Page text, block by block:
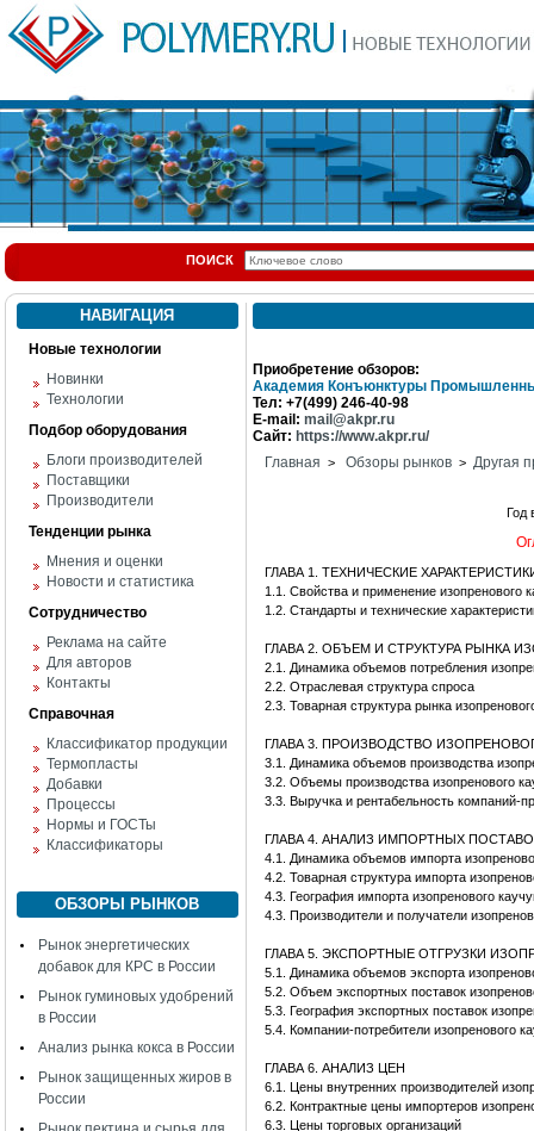
ПОИСК
НАВИГАЦИЯ
Новые технологии
Новинки
Технологии
Подбор оборудования
Блоги производителей
Поставщики
Производители
Тенденции рынка
Мнения и оценки
Новости и статистика
Сотрудничество
Реклама на сайте
Для авторов
Контакты
Справочная
Классификатор продукции
Термопласты
Добавки
Процессы
Нормы и ГОСТы
Классификаторы
ОБЗОРЫ РЫНКОВ
Рынок энергетических
добавок для КРС в России
Рынок гуминовых удобрений
в России
Анализ рынка кокса в России
Рынок защищенных жиров в
России
Приобретение обзоров:
Академия Конъюнктуры
Тел: +7(499) 246-40-98
E-mail: mail@akpr.ru
Сайт: https://www.akpr.ru/
Главная > Обзоры рынков > Другая
Год
ГЛАВА 1. ТЕХНИЧЕСКИЕ
1.1. Свойства и применение изопренового
1.2. Стандарты и технические
ГЛАВА 2. ОБЪЕМ И СТРУКТУРА РЫНКА
2.1. Динамика объемов потребления
2.2. Отраслевая структура спроса
2.3. Товарная структура рынка
ГЛАВА 3. ПРОИЗВОДСТВО
3.1. Динамика объемов производства
3.2. Объемы производства изопренового
3.3. Выручка и рентабельность компаний-
ГЛАВА 4. АНАЛИЗ ИМПОРТНЫХ
4.1. Динамика объемов импорта
4.2. Товарная структура импорта
4.3. География импорта изопренового
4.3. Производители и получатели
ГЛАВА 5. ЭКСПОРТНЫЕ ОТГРУЗКИ
5.1. Динамика объемов экспорта
5.2. Объем экспортных поставок
5.3. География экспортных поставок
5.4. Компании-потребители изопренового
ГЛАВА 6. АНАЛИЗ ЦЕН
6.1. Цены внутренних производителей
6.2. Контрактные цены импортеров
6.3. Цены торговых организаций